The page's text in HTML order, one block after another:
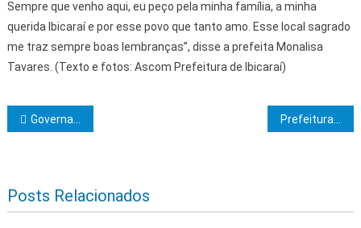
Sempre que venho aqui, eu peço pela minha família, a minha
querida Ibicaraí e por esse povo que tanto amo. Esse local sagrado
me traz sempre boas lembranças”, disse a prefeita Monalisa
Tavares. (Texto e fotos: Ascom Prefeitura de Ibicaraí)
Navegação de Post
Governador faz escuta ao prefeito de Presidente Tancredo Neves e entrega ônibus escolares e ambulância para o município
Posts Relacionados